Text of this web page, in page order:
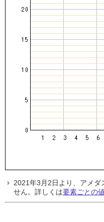
2021年3月2日より、アメ
せん。詳しくは要素ごとの